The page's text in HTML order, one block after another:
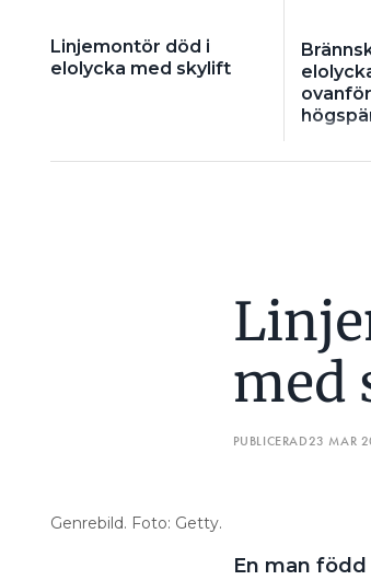
Linjemontör död i
elolycka med skylift
ovanför
med
PUBLICERAD23 MAR
Genrebild. Foto: Getty.
En man